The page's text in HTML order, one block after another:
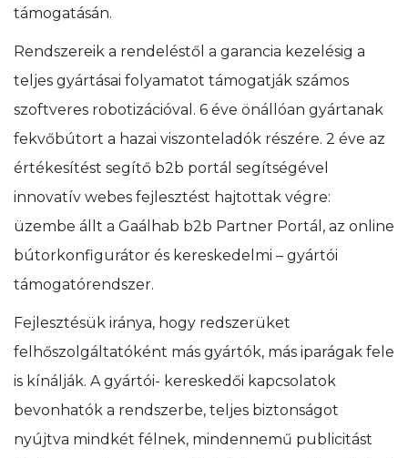
támogatásán.
Rendszereik a rendeléstől a garancia kezelésig a
teljes gyártásai folyamatot támogatják számos
szoftveres robotizációval. 6 éve önállóan gyártanak
fekvőbútort a hazai viszonteladók részére. 2 éve az
értékesítést segítő b2b portál segítségével
innovatív webes fejlesztést hajtottak végre:
üzembe állt a Gaálhab b2b Partner Portál, az online
bútorkonfigurátor és kereskedelmi – gyártói
támogatórendszer.
Fejlesztésük iránya, hogy redszerüket
felhőszolgáltatóként más gyártók, más iparágak fele
is kínálják. A gyártói- kereskedői kapcsolatok
bevonhatók a rendszerbe, teljes biztonságot
nyújtva mindkét félnek, mindennemű publicitást